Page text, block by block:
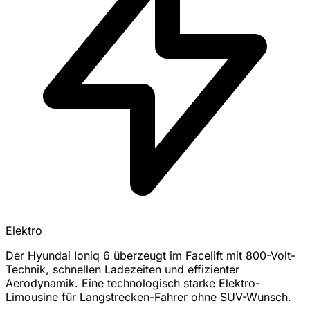
Elektro
Der Hyundai Ioniq 6 überzeugt im Facelift mit 800-Volt-
Technik, schnellen Ladezeiten und effizienter
Aerodynamik. Eine technologisch starke Elektro-
Limousine für Langstrecken-Fahrer ohne SUV-Wunsch.